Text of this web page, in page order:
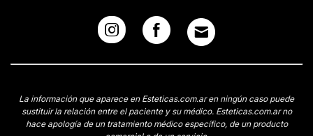
La información que aparece en Esteticas.com.ar en ningún caso puede
sustituir la relación entre el paciente y su médico. Esteticas.com.ar no
hace apología de un tratamiento médico específico, de un producto